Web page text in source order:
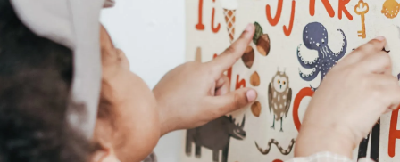
الأكاديمية
الأنشطة
المناسبات